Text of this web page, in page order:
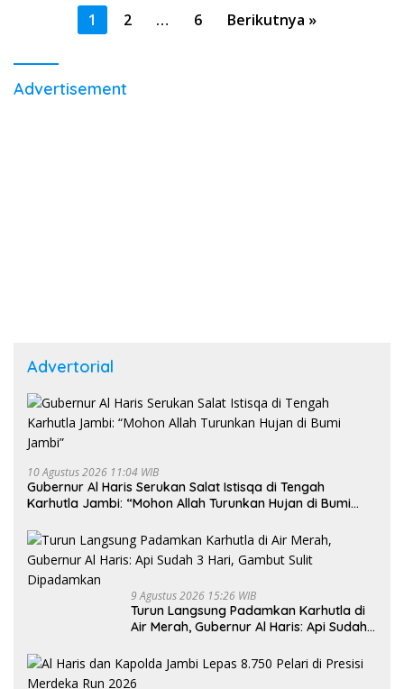
Paginasi
1 2 … 6 Berikutnya »
Advertisement
Advertorial
10 Agustus 2026 11:04 WIB
Gubernur Al Haris Serukan Salat Istisqa di Tengah
Karhutla Jambi: “Mohon Allah Turunkan Hujan di Bumi
9 Agustus 2026 15:26 WIB
Turun Langsung Padamkan Karhutla di
Air Merah, Gubernur Al Haris: Api Sudah